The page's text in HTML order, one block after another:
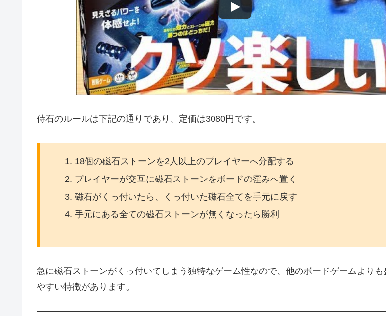
侍石のルールは下記の通りであり、定価は3080円です。
18個の磁石ストーンを2人以上のプレイヤーへ分配する
プレイヤーが交互に磁石ストーンをボードの窪みへ置く
磁石がくっ付いたら、くっ付いた磁石全てを手元に戻す
手元にある全ての磁石ストーンが無くなったら勝利
急に磁石ストーンがくっ付いてしまう独特なゲーム性なので、他のボードゲームよりも
やすい特徴があります。